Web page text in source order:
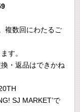
複数回にわたるご
す。
・返品はできかね
SJ MARKET’で